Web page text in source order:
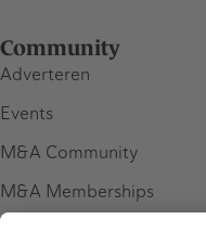
Community
Adverteren
Events
M&A Community
M&A Memberships